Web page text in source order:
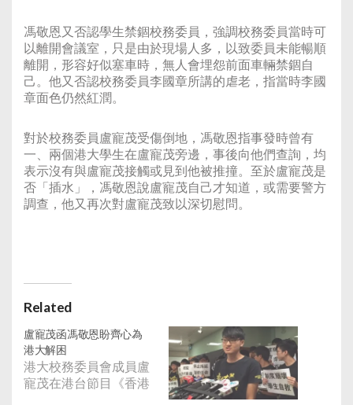
馮敬恩又否認學生禁錮校務委員，強調校務委員當時可
以離開會議室，只是由於現場人多，以致委員未能暢順
離開，形容好似塞車時，無人會埋怨前面車輛禁錮自
己。他又否認校務委員李國章所講的虐老，指當時李國
章面色仍然紅潤。
對於校務委員盧寵茂受傷倒地，馮敬恩指事發時曾有
一、兩個港大學生在盧寵茂旁邊，事後向他們查詢，均
表示沒有與盧寵茂接觸或見到他被推撞。至於盧寵茂是
否「插水」，馮敬恩說盧寵茂自己才知道，或需要警方
調查，他又再次對盧寵茂致以深切慰問。
Related
盧寵茂函馮敬恩盼齊心為
港大解困
港大校務委員會成員盧
寵茂在港台節目《香港